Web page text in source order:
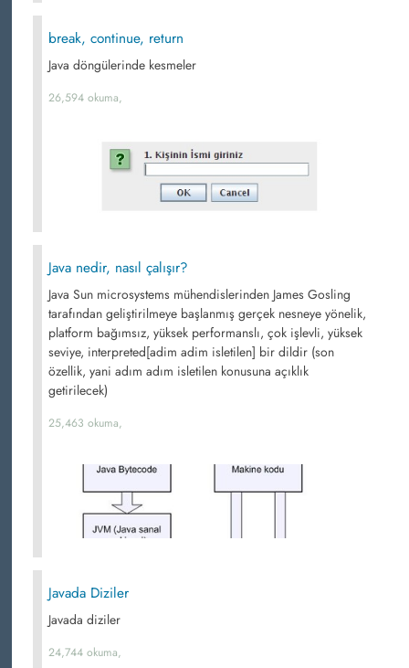
break, continue, return
Java döngülerinde kesmeler
26,594 okuma,
Java nedir, nasıl çalışır?
Java Sun microsystems mühendislerinden James Gosling
tarafından geliştirilmeye başlanmış gerçek nesneye yönelik,
platform bağımsız, yüksek performanslı, çok işlevli, yüksek
seviye, interpreted[adim adim isletilen] bir dildir (son
özellik, yani adım adım isletilen konusuna açıklık
getirilecek)
25,463 okuma,
Javada Diziler
Javada diziler
24,744 okuma,